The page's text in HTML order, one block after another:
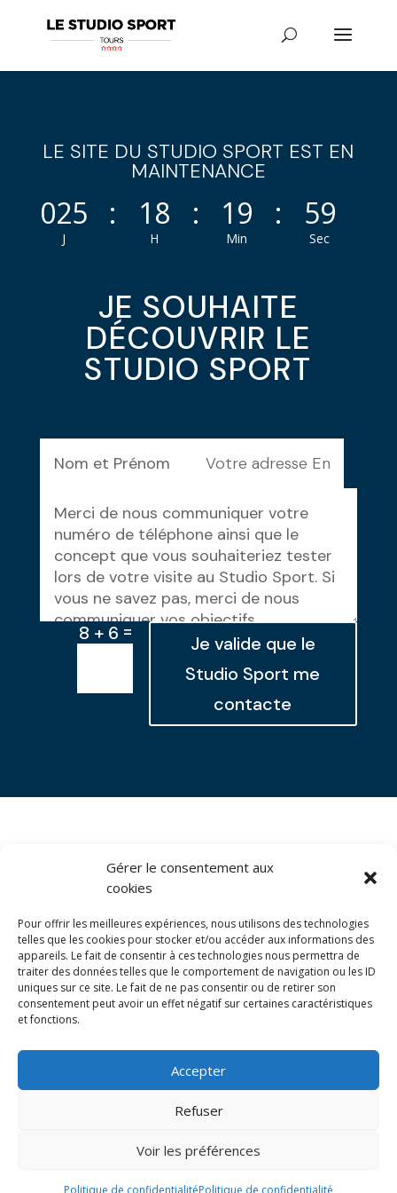
Gérer le consentement aux
cookies
Pour offrir les meilleures expériences, nous utilisons des technologies
telles que les cookies pour stocker et/ou accéder aux informations des
appareils. Le fait de consentir à ces technologies nous permettra de
traiter des données telles que le comportement de navigation ou les ID
uniques sur ce site. Le fait de ne pas consentir ou de retirer son
consentement peut avoir un effet négatif sur certaines caractéristiques
et fonctions.
Accepter
Refuser
Voir les préférences
Politique de confidentialitéPolitique de confidentialité
LE SITE DU STUDIO SPORT EST EN
MAINTENANCE
025
J
: 18
H
: 19
Min
: 59
Sec
JE SOUHAITE
DÉCOUVRIR LE
STUDIO SPORT
8 + 6 =
Je valide que le
Studio Sport me
contacte
BIENTÔT AU
STUDIO SPORT
Cliquez pour accepter les cookies